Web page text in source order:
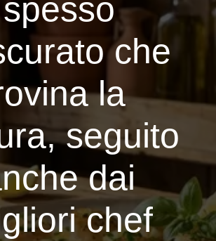
spesso
che
la
seguito
dai
chef